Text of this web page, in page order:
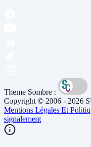
Theme Sombre :
Copyright © 2006 - 2026
Mentions Légales Et
signalement